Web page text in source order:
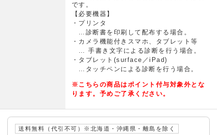
です。
【必要機器】
・プリンタ
…診断書を印刷して配布する場合。
・カメラ機能付きスマホ、タブレット等
… 手書き文字による診断を行う場合。
・タブレット(surface／iPad)
…タッチペンによる診断を行う場合。
※こちらの商品はポイント付与対象外とな
ります。予めご了承ください。
送料無料（代引不可）※北海道・沖縄県・離島を除く